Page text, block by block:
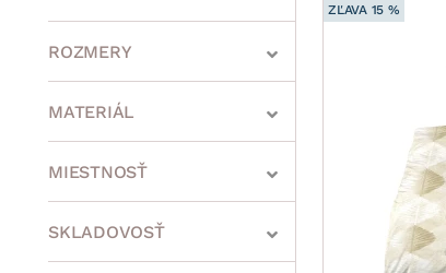
ROZMERY
min. cm
min. cm max. cm
MATERIÁL
MIESTNOSŤ
SKLADOVOSŤ
ZĽAVA 15 %